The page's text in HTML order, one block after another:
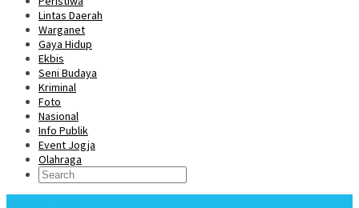
Lintas Daerah
Warganet
Gaya Hidup
Ekbis
Seni Budaya
Kriminal
Foto
Nasional
Info Publik
Event Jogja
Olahraga